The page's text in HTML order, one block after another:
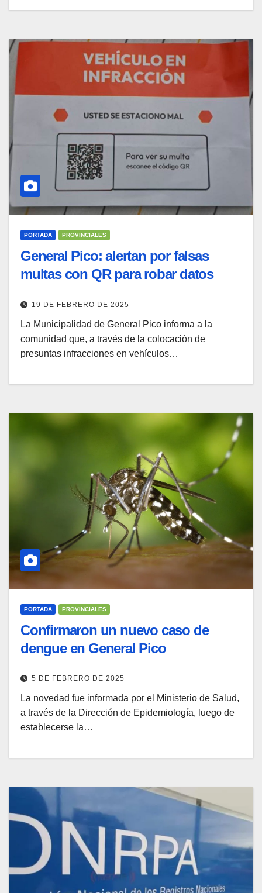
PORTADA PROVINCIALES
General Pico: alertan por falsas
multas con QR para robar datos
19 DE FEBRERO DE 2025
La Municipalidad de General Pico informa a la
comunidad que, a través de la colocación de
presuntas infracciones en vehículos…
PORTADA PROVINCIALES
Confirmaron un nuevo caso de
dengue en General Pico
5 DE FEBRERO DE 2025
La novedad fue informada por el Ministerio de Salud,
a través de la Dirección de Epidemiología, luego de
establecerse la…